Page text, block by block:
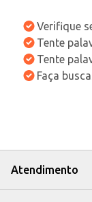
Verifique
Tente
Tente
Faça
Atendimento